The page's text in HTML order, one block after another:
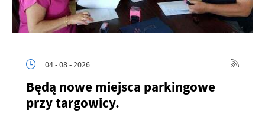
04 - 08 - 2026
Będą nowe miejsca parkingowe
przy targowicy.